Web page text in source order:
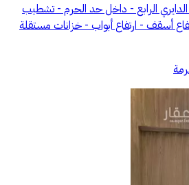
الرابع - داخل حد الحرم - تشطيب
أسقف - ارتفاع أبواب - خزانات مستقلة